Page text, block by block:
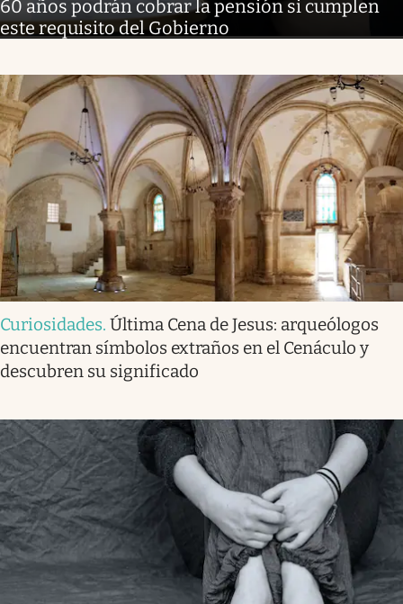
60 años podrán cobrar la pensión si cumplen
este requisito del Gobierno
Curiosidades. Última Cena de Jesus: arqueólogos
encuentran símbolos extraños en el Cenáculo y
descubren su significado